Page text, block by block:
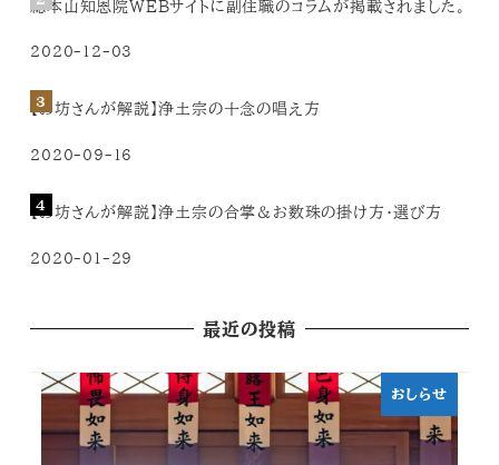
総本山知恩院WEBサイトに副住職のコラムが掲載されました。
2020-12-03
【お坊さんが解説】浄土宗の十念の唱え方
2020-09-16
【お坊さんが解説】浄土宗の合掌＆お数珠の掛け方・選び方
2020-01-29
最近の投稿
おしらせ